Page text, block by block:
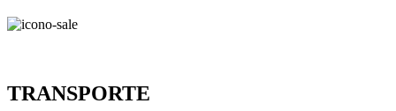
TRANSPORTE